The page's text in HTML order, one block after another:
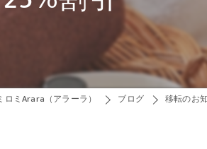
ミArara（アラーラ） ブログ 移転のお